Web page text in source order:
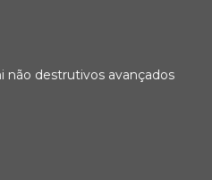
não destrutivos avançados